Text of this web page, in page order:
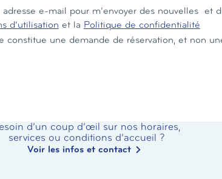
e-mail pour m’envoyer des nouvelles et
d’utilisation et la Politique de confidentialité
Je comprends que ce
d’un coup d’œil sur nos horaires,
services ou conditions d’accueil ?
Voir les infos et contact